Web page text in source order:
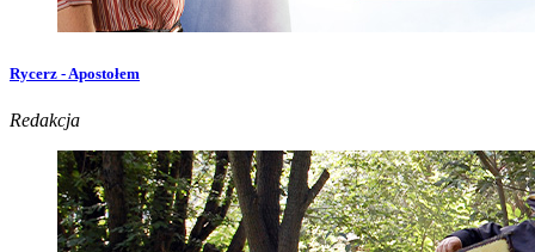
Rycerz - Apostołem
Redakcja